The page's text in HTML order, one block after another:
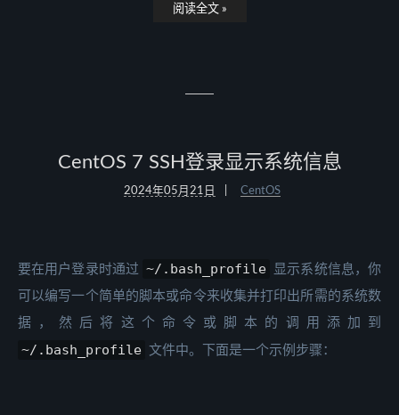
阅读全文 »
CentOS 7 SSH登录显示系统信息
2024年05月21日 CentOS
要在用户登录时通过 ~/.bash_profile
显示系统信息，你
可以编写一个简单的脚本或命令来收集并打印出所需的系统数
据，然后将这个命令或脚本的调用添加到
~/.bash_profile 文件中。下面是一个示例步骤：